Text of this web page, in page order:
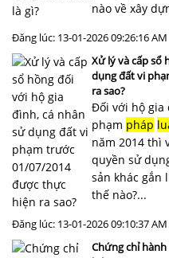
nào về xây
Đăng lúc: 13-01-2026 09:26:16
Xử lý và cấp sổ
dụng đất vi
ra sao?
Đối với hộ gia
phạm pháp
năm 2014 thì
quyền sử
sản khác gắn
thế nào?...
Đăng lúc: 13-01-2026 09:10:37
Chứng chỉ